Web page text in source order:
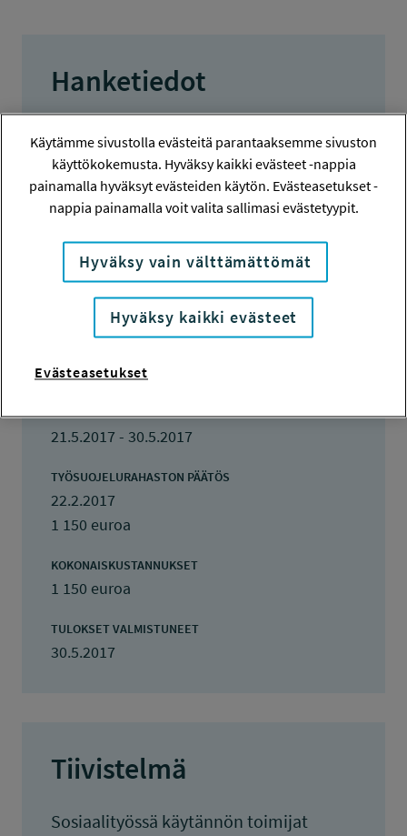
Hanketiedot
HANKENUMERO
117025
Raija Koskinen
TOTEUTTAJA
Raija Koskinen
LISÄTIETOJA
raija.koskinen@helsinki.fi
TOTEUTUSAIKA
21.5.2017 - 30.5.2017
TYÖSUOJELURAHASTON PÄÄTÖS
22.2.2017
1 150 euroa
KOKONAISKUSTANNUKSET
1 150 euroa
TULOKSET VALMISTUNEET
30.5.2017
Tiivistelmä
Sosiaalityössä käytännön toimijat
Käytämme sivustolla evästeitä parantaaksemme sivuston
käyttökokemusta. Hyväksy kaikki evästeet -nappia
painamalla hyväksyt evästeiden käytön. Evästeasetukset -
nappia painamalla voit valita sallimasi evästetyypit.
Hyväksy vain välttämättömät
Hyväksy kaikki evästeet
Evästeasetukset